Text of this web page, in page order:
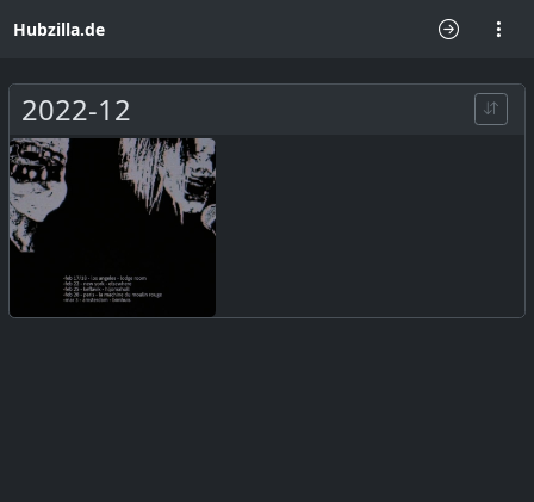
Hubzilla.de
2022-12